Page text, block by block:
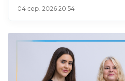
04 сер. 2026 20:54